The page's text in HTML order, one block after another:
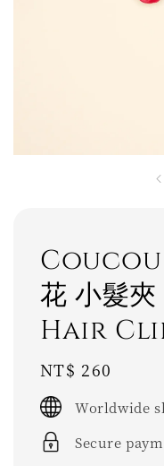
Coucou
花 小髮
Hair
Regular
price
NT$ 260
Worldwide
Secure